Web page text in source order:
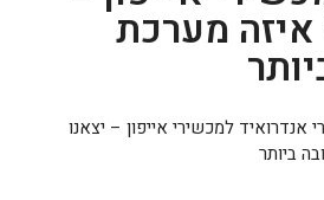
איזה מערכת
אנדרואיד למכשירי אייפון – יצאנו
ביותר